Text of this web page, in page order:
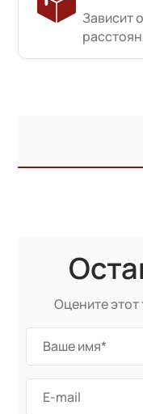
Зависит
Оцените этот